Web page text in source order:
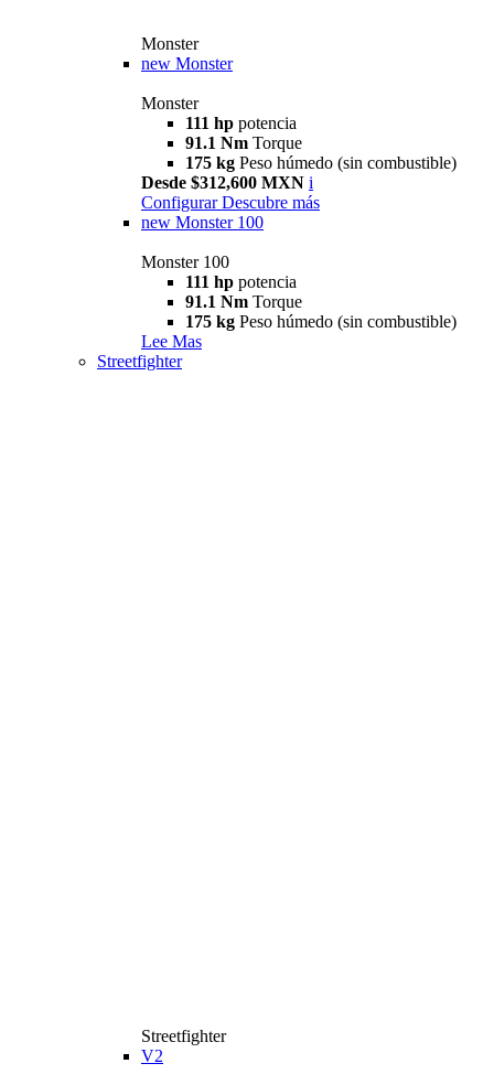
Monster
new Monster
Monster
111 hp potencia
91.1 Nm Torque
175 kg Peso húmedo (sin combustible)
Desde $312,600 MXN i
Configurar Descubre más
new Monster 100
Monster 100
111 hp potencia
91.1 Nm Torque
175 kg Peso húmedo (sin combustible)
Lee Mas
Streetfighter
Streetfighter
V2